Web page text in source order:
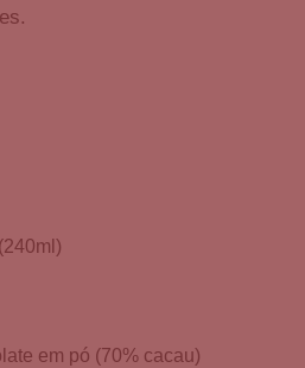
em pó (70% cacau)